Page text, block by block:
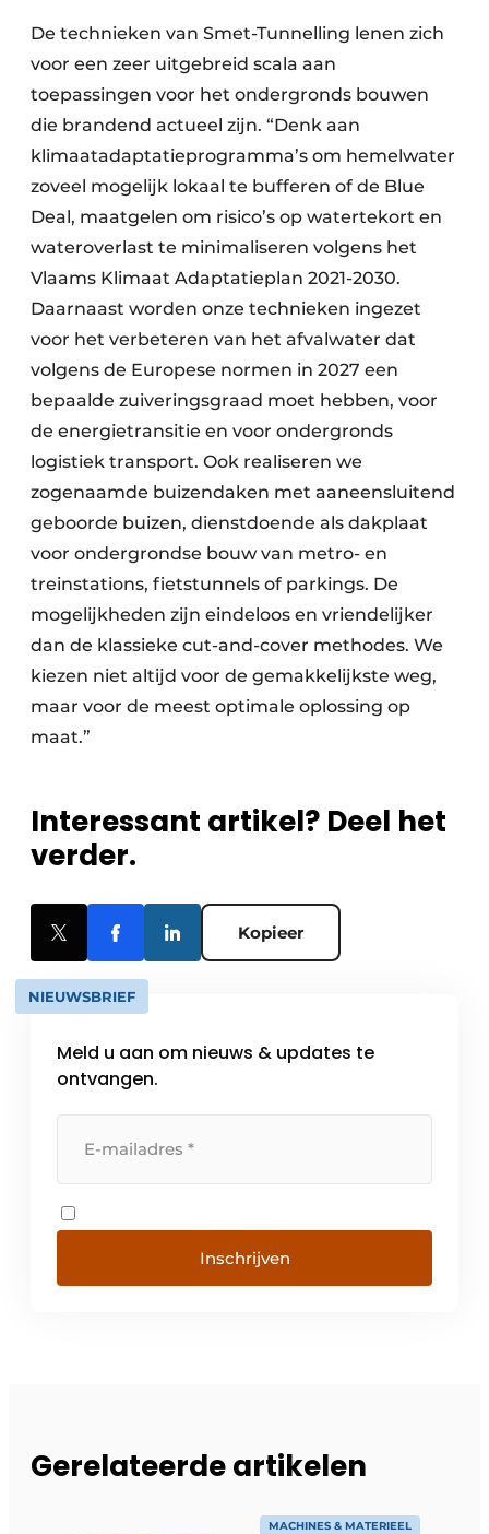
De technieken van Smet-Tunnelling lenen zich
voor een zeer uitgebreid scala aan
toepassingen voor het ondergronds bouwen
die brandend actueel zijn. “Denk aan
klimaatadaptatieprogramma’s om hemelwater
zoveel mogelijk lokaal te bufferen of de Blue
Deal, maatgelen om risico’s op watertekort en
wateroverlast te minimaliseren volgens het
Vlaams Klimaat Adaptatieplan 2021-2030.
Daarnaast worden onze technieken ingezet
voor het verbeteren van het afvalwater dat
volgens de Europese normen in 2027 een
bepaalde zuiveringsgraad moet hebben, voor
de energietransitie en voor ondergronds
logistiek transport. Ook realiseren we
zogenaamde buizendaken met aaneensluitend
geboorde buizen, dienstdoende als dakplaat
voor ondergrondse bouw van metro- en
treinstations, fietstunnels of parkings. De
mogelijkheden zijn eindeloos en vriendelijker
dan de klassieke cut-and-cover methodes. We
kiezen niet altijd voor de gemakkelijkste weg,
maar voor de meest optimale oplossing op
maat.”
Interessant artikel? Deel het
verder.
Kopieer
NIEUWSBRIEF
Meld u aan om nieuws & updates te
ontvangen.
Inschrijven
Gerelateerde artikelen
MACHINES & MATERIEEL